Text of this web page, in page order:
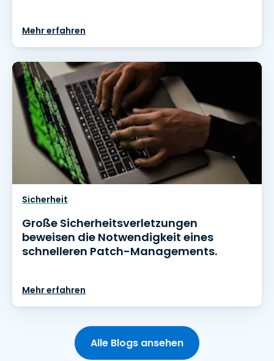
Mehr erfahren
Sicherheit
Große Sicherheitsverletzungen
beweisen die Notwendigkeit eines
schnelleren Patch-Managements.
Mehr erfahren
Alle Blogs ansehen